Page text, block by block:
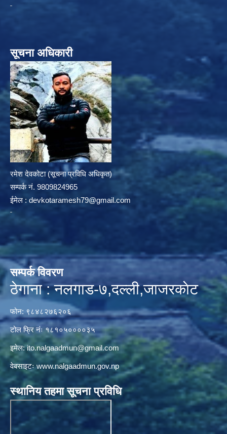
सूचना अधिकारी
रमेश देवकोटा (सूचना प्रविधि अधिकृत)
सम्पर्क न‌ं. 9809824965
ईमेल : devkotaramesh79@gmail.com
सम्पर्क विवरण
ठेगाना : नलगाड-७,दल्ली,जाजरकाेट
फोन: ९८४८२७६२०६
टोल फ्रि नंः १८१०५००००३५
इमेल:ito.nalgaadmun@gmail.com
वेबसाइटःwww.nalgaadmun.gov.np
स्थानिय तहमा सूचना प्रविधि